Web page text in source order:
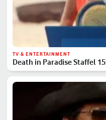
TV & ENTERTAINMENT
Death in Paradise Staffel